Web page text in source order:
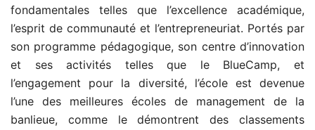
fondamentales telles que l’excellence académique,
l’esprit de communauté et l’entrepreneuriat. Portés par
son programme pédagogique, son centre d’innovation
et ses activités telles que le BlueCamp, et
l’engagement pour la diversité, l’école est devenue
l’une des meilleures écoles de management de la
banlieue, comme le démontrent des classements